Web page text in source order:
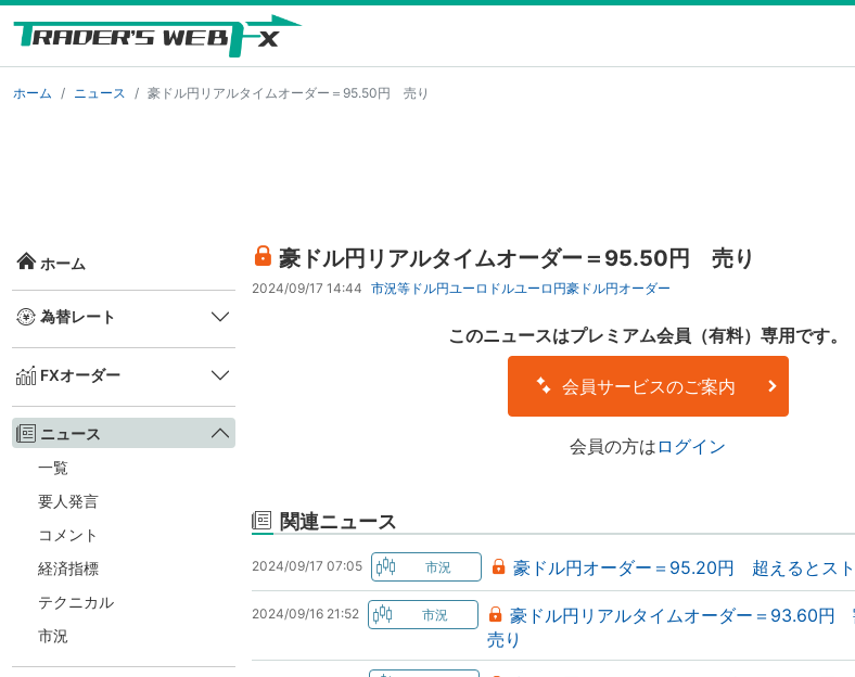
ホーム ニュース 豪ドル円リアルタイムオーダー＝95.50円 売り
ホーム
為替レート
FXオーダー
ニュース
一覧
要人発言
コメント
経済指標
テクニカル
市況
豪ドル円リアルタイムオーダー＝95.50円 売り
2024/09/17 14:44 市況等 ドル円ユーロドルユーロ円豪ドル円オーダー
このニュースはプレミアム会員（有料）専用です。
会員サービスのご案内
会員の方は ログイン
関連ニュース
2024/09/17 07:05 豪ドル円オーダー＝95.20円 超えるとス
2024/09/16 21:52
豪ドル円リアルタイムオーダー＝93.60円
売り